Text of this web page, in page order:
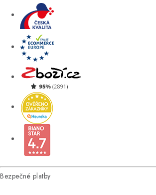
Bezpečné platby